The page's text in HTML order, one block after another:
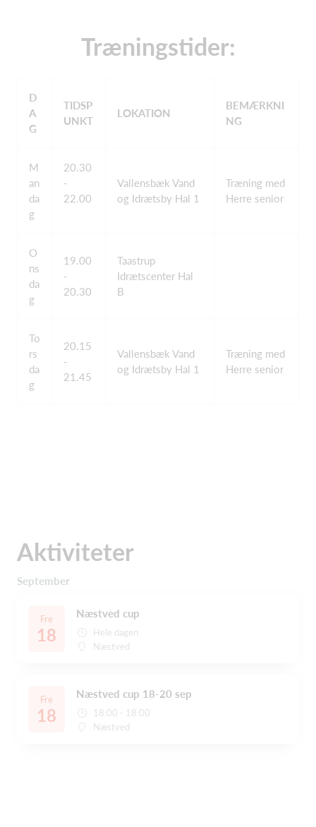
Træningstider:
D
A
G
TIDSP
UNKT
LOKATION
BEMÆRKNI
NG
M
an
da
g
20.30
-
22.00
Vallensbæk Vand
og Idrætsby Hal 1
Træning med
Herre senior
O
ns
da
g
19.00
-
20.30
Taastrup
Idrætscenter Hal
B
To
rs
da
g
20.15
-
21.45
Vallensbæk Vand
og Idrætsby Hal 1
Træning med
Herre senior
Aktiviteter
September
Fre
18
Næstved cup
Hele dagen
Næstved
Fre
18
Næstved cup 18-20 sep
18:00 - 18:00
Næstved